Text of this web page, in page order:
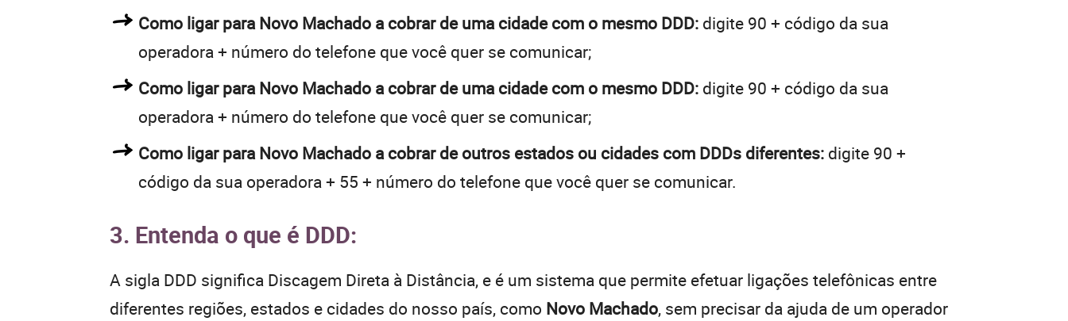
Como ligar para Novo Machado a cobrar de uma cidade com o mesmo DDD: digite 90 + código da sua
operadora + número do telefone que você quer se comunicar;
Como ligar para Novo Machado a cobrar de uma cidade com o mesmo DDD: digite 90 + código da sua
operadora + número do telefone que você quer se comunicar;
Como ligar para Novo Machado a cobrar de outros estados ou cidades com DDDs diferentes: digite 90 +
código da sua operadora + 55 + número do telefone que você quer se comunicar.
3. Entenda o que é DDD:
A sigla DDD significa Discagem Direta à Distância, e é um sistema que permite efetuar ligações telefônicas entre
diferentes regiões, estados e cidades do nosso país, como Novo Machado, sem precisar da ajuda de um operador